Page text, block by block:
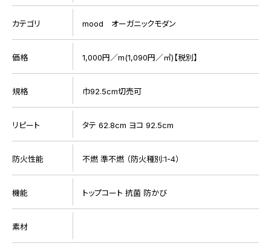
カテゴリ mood オーガニックモダン
価格 1,000円／m(1,090円／㎡)【税別】
規格 巾92.5cm切売可
リピート タテ 62.8cm ヨコ 92.5cm
防火性能 不燃 準不燃 （防火種別:1-4）
機能 トップコート 抗菌 防かび
素材